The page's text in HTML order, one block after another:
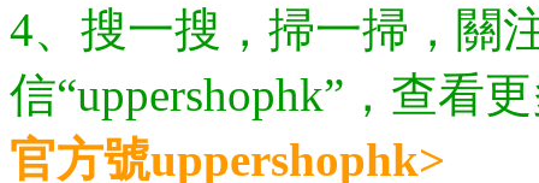
4、搜一搜，掃一掃，關
信“uppershophk”，查看
官方號uppershophk>